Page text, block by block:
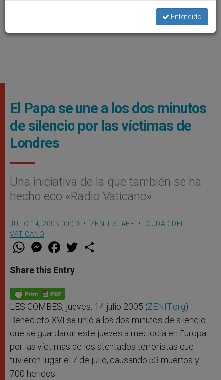
El Papa se une a los dos minutos
de silencio por las víctimas de
Londres
Una iniciativa de la que también se ha
hecho eco «Radio Vaticano»
JULIO 14, 2005 00:00 ZENIT STAFF
CIUDAD DEL
VATICANO
W
t
s
p
p
M
e
s
e
g
e
r
F
a
e
b
o
k
w
Share this Entry
LES COMBES, jueves, 14 julio 2005 (ZENIT.org).-
Benedicto XVI se unió a los dos minutos de silencio
que se guardaron este jueves a mediodía en Europa
por las víctimas de los atentados terroristas que
tuvieron lugar el 7 de julio, causando 53 muertos y
700 heridos.
Entendido